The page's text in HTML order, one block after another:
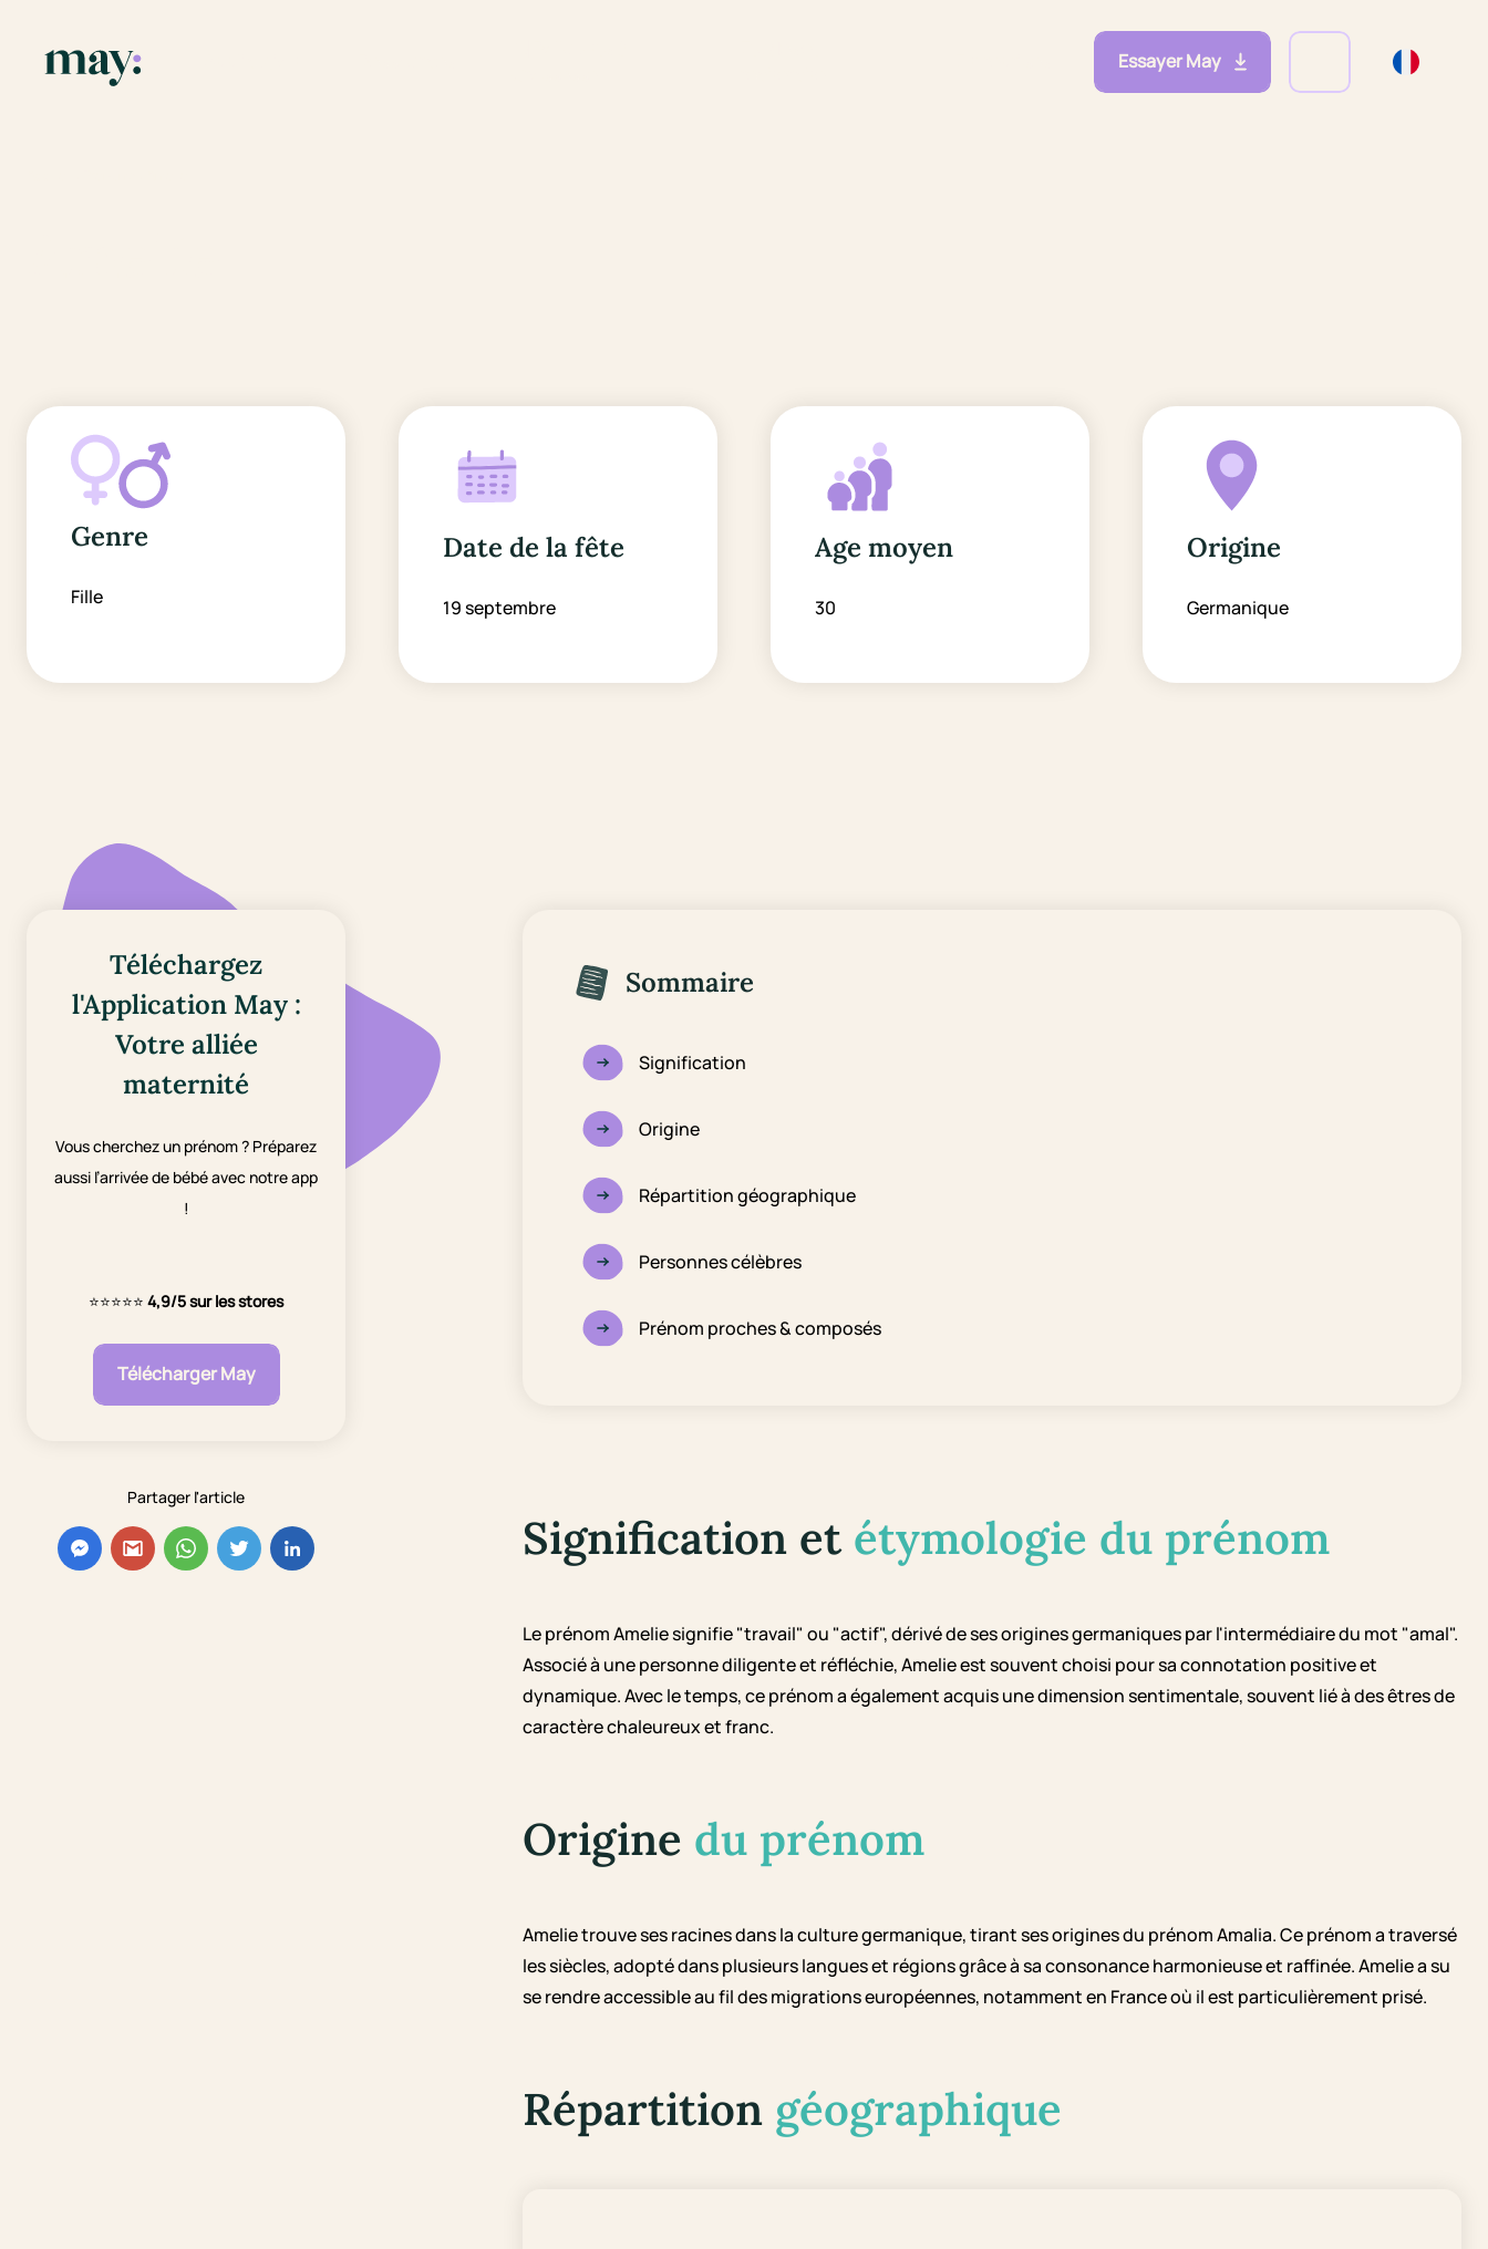
Essayer May
Genre
Fille
Date de la fête
19 septembre
Age moyen
30
Origine
Germanique
Téléchargez
l'Application May :
Votre alliée
maternité
Vous cherchez un prénom ? Préparez
aussi l’arrivée de bébé avec notre app
!
⭐⭐⭐⭐⭐ 4,9/5 sur les stores
Télécharger May
Partager l'article
Sommaire
Signification
Origine
Répartition géographique
Personnes célèbres
Prénom proches & composés
Signification et étymologie du prénom
Le prénom Amelie signifie "travail" ou "actif", dérivé de ses origines germaniques par l'intermédiaire du mot "amal".
Associé à une personne diligente et réfléchie, Amelie est souvent choisi pour sa connotation positive et
dynamique. Avec le temps, ce prénom a également acquis une dimension sentimentale, souvent lié à des êtres de
caractère chaleureux et franc.
Origine du prénom
Amelie trouve ses racines dans la culture germanique, tirant ses origines du prénom Amalia. Ce prénom a traversé
les siècles, adopté dans plusieurs langues et régions grâce à sa consonance harmonieuse et raffinée. Amelie a su
se rendre accessible au fil des migrations européennes, notamment en France où il est particulièrement prisé.
Répartition géographique